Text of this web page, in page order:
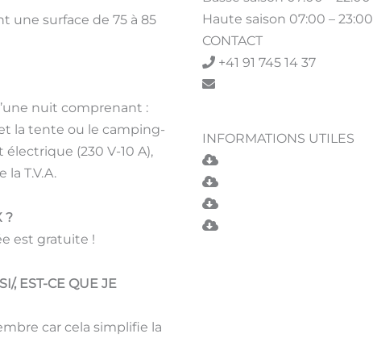
une surface de 75 à 85
nuit comprenant :
la tente ou le camping-
(230 V-10 A),
la T.V.A.
?
est gratuite !
, EST-CE QUE JE
car cela simplifie la
Haute saison 07:00 – 23:00
CONTACT
+41 91 745 14 37
INFORMATIONS UTILES